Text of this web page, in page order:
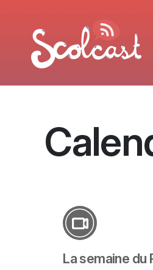
La semaine du